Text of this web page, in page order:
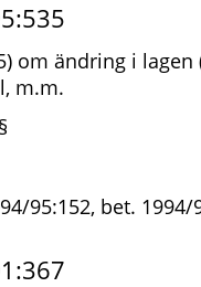
om ändring i
m.m.
95:152, bet.